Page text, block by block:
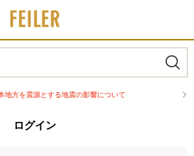
方を震源とする地震の影響について
ログイン